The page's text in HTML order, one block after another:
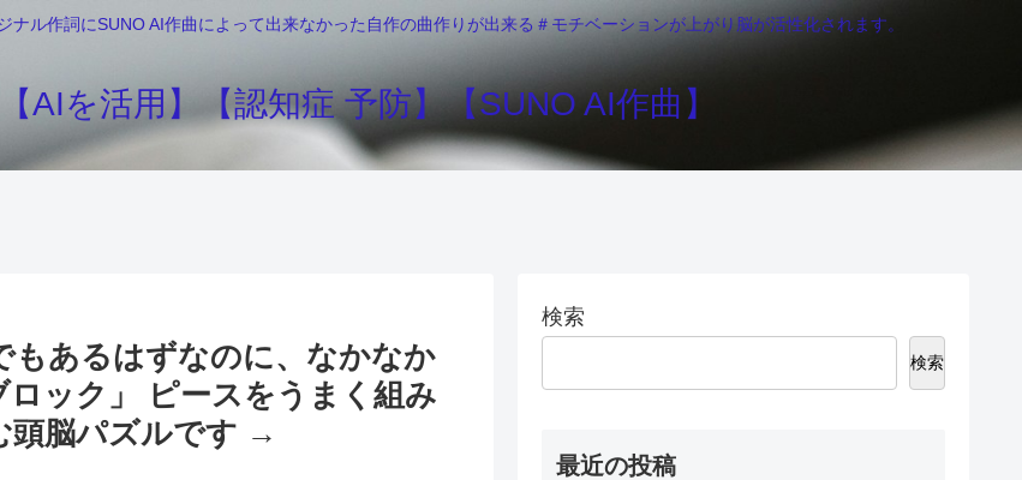
ル作詞にSUNO AI作曲によって出来なかった自作の曲作りが出来る＃モチベーションが上がり脳が活性化されます。
AIを活用】【認知症 予防】【SUNO AI作曲】
あるはずなのに、なかなか
ック」 ピースをうまく組み
頭脳パズルです →
検索
検索
最近の投稿